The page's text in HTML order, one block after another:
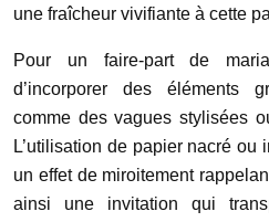
une fraîcheur vivifiante à cette
Pour un faire-part de
d’incorporer des éléments
comme des vagues stylisées
L’utilisation de papier nacré
un effet de miroitement
ainsi une invitation qui